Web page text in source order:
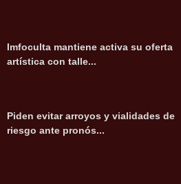
Imfoculta mantiene activa su oferta
artística con talle...
Piden evitar arroyos y vialidades de
riesgo ante pronós...